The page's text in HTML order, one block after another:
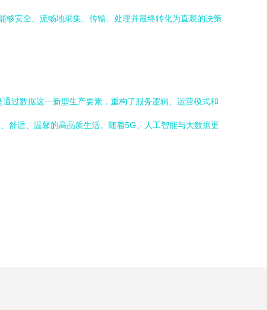
够安全、流畅地采集、传输、处理并最终转化为直观的决策
过数据这一新型生产要素，重构了服务逻辑、运营模式和
舒适、温馨的高品质生活。随着5G、人工智能与大数据更